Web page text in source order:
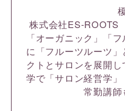
株式会社ES-ROOTS
「オーガニック」「
に「フルーツルーツ
クトとサロンを展開
学で「サロン経営学
常勤講師